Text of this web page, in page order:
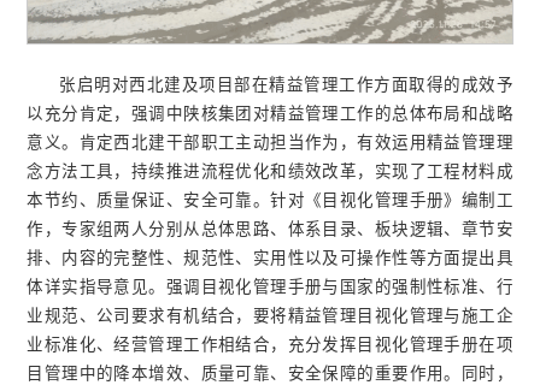
张启明对西北建及项目部在精益管理工作方面取得的成效予
以充分肯定，强调中陕核集团对精益管理工作的总体布局和战略
意义。肯定西北建干部职工主动担当作为，有效运用精益管理理
念方法工具，持续推进流程优化和绩效改革，实现了工程材料成
本节约、质量保证、安全可靠。针对《目视化管理手册》编制工
作，专家组两人分别从总体思路、体系目录、板块逻辑、章节安
排、内容的完整性、规范性、实用性以及可操作性等方面提出具
体详实指导意见。强调目视化管理手册与国家的强制性标准、行
业规范、公司要求有机结合，要将精益管理目视化管理与施工企
业标准化、经营管理工作相结合，充分发挥目视化管理手册在项
目管理中的降本增效、质量可靠、安全保障的重要作用。同时，